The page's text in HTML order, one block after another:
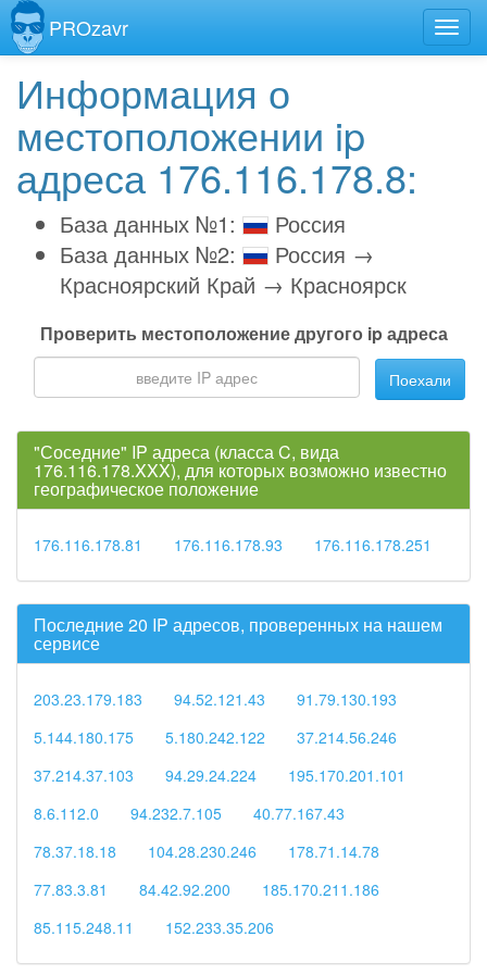
PROzavr
Информация о
местоположении ip
адреса 176.116.178.8:
База данных №1:
Россия
База данных №2:
Россия →
Красноярский Край → Красноярск
Проверить местоположение другого ip адреса
Поехали
"Соседние" IP адреса (класса C, вида
176.116.178.XXX), для которых возможно известно
географическое положение
176.116.178.81 176.116.178.93 176.116.178.251
Последние 20 IP адресов, проверенных на нашем
сервисе
203.23.179.183 94.52.121.43
91.79.130.193
5.144.180.175
5.180.242.122
37.214.56.246
37.214.37.103
94.29.24.224
195.170.201.101
8.6.112.0
94.232.7.105
40.77.167.43
78.37.18.18
104.28.230.246
178.71.14.78
77.83.3.81
84.42.92.200
185.170.211.186
85.115.248.11
152.233.35.206